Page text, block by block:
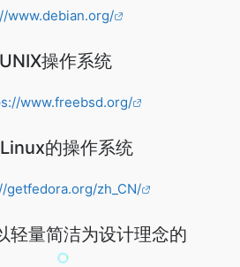
www.debian.org/
操作系统
www.freebsd.org/
的操作系统
getfedora.org/zh_CN/
量简洁为设计理念的